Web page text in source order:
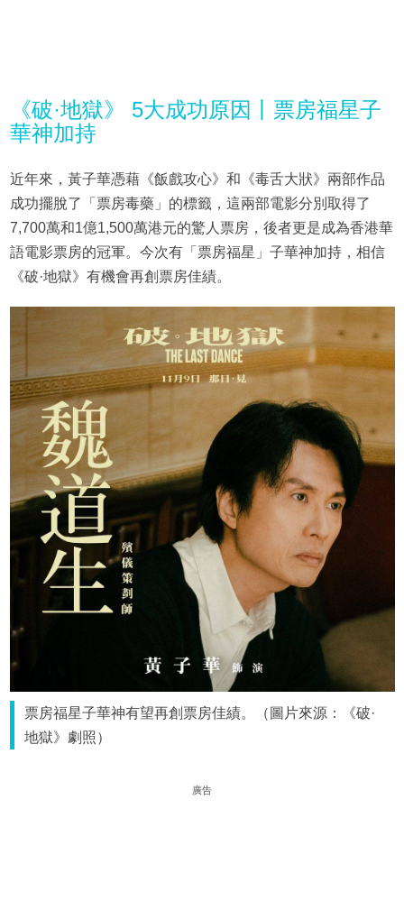
《破·地獄》 5大成功原因丨票房福星子
華神加持
近年來，黃子華憑藉《飯戲攻心》和《毒舌大狀》兩部作品
成功擺脫了「票房毒藥」的標籤，這兩部電影分別取得了
7,700萬和1億1,500萬港元的驚人票房，後者更是成為香港華
語電影票房的冠軍。今次有「票房福星」子華神加持，相信
《破·地獄》有機會再創票房佳績。
票房福星子華神有望再創票房佳績。（圖片來源：《破·
地獄》劇照）
廣告